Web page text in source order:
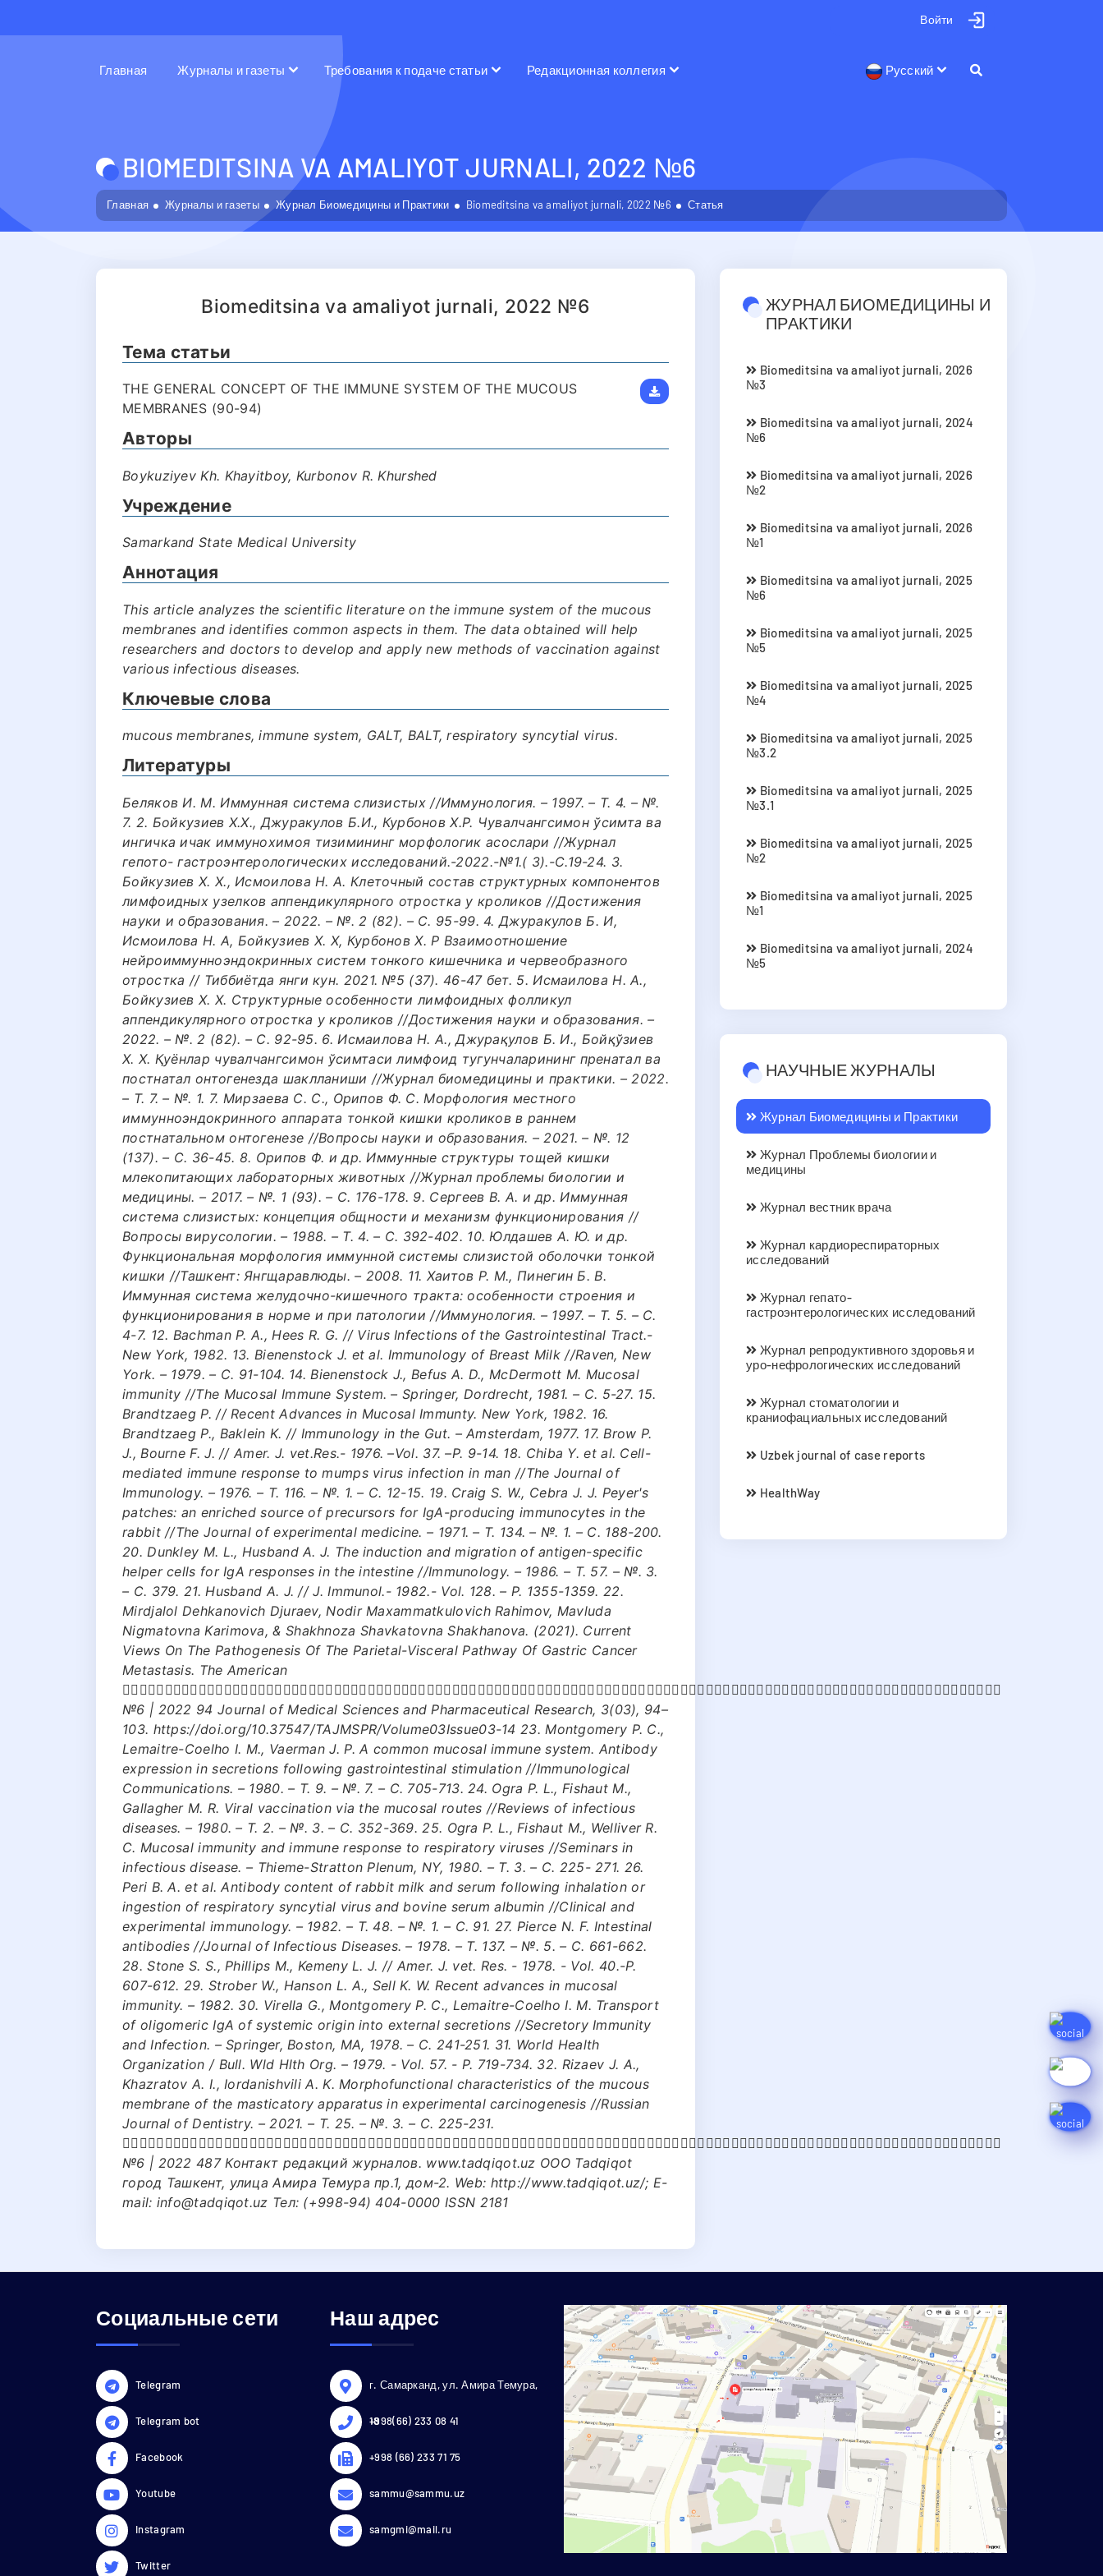
Войти
Главная Журналы и газеты Требования к подаче статьи Редакционная коллегия Русский
BIOMEDITSINA VA AMALIYOT JURNALI, 2022 №6
Главная Журналы и газеты Журнал Биомедицины и Практики Biomeditsina va amaliyot jurnali, 2022 №6 Статья
Biomeditsina va amaliyot jurnali, 2022 №6
Тема статьи
THE GENERAL CONCEPT OF THE IMMUNE SYSTEM OF THE MUCOUS
MEMBRANES (90-94)
Авторы
Boykuziyev Kh. Khayitboy, Kurbonov R. Khurshed
Учреждение
Samarkand State Medical University
Аннотация
This article analyzes the scientific literature on the immune system of the mucous
membranes and identifies common aspects in them. The data obtained will help
researchers and doctors to develop and apply new methods of vaccination against
various infectious diseases.
Ключевые слова
mucous membranes, immune system, GALT, BALT, respiratory syncytial virus.
Литературы
Беляков И. М. Иммунная система слизистых //Иммунология. – 1997. – Т. 4. – №.
7. 2. Бойкузиев Х.Х., Джуракулов Б.И., Курбонов Х.Р. Чувалчангсимон ўсимта ва
ингичка ичак иммунохимоя тизимининг морфологик асослари //Журнал
гепото- гастроэнтерологических исследований.-2022.-№1.( 3).-С.19-24. 3.
Бойкузиев Х. Х., Исмоилова Н. А. Клеточный состав структурных компонентов
лимфоидных узелков аппендикулярного отростка у кроликов //Достижения
науки и образования. – 2022. – №. 2 (82). – С. 95-99. 4. Джуракулов Б. И,
Исмоилова Н. А, Бойкузиев Х. Х, Курбонов Х. Р Взаимоотношение
нейроиммунноэндокринных систем тонкого кишечника и червеобразного
отростка // Тиббиётда янги кун. 2021. №5 (37). 46-47 бет. 5. Исмаилова Н. А.,
Бойкузиев Х. Х. Структурные особенности лимфоидных фолликул
аппендикулярного отростка у кроликов //Достижения науки и образования. –
2022. – №. 2 (82). – С. 92-95. 6. Исмаилова Н. А., Джурақулов Б. И., Бойқўзиев
Х. Х. Қуёнлар чувалчангсимон ўсимтаси лимфоид тугунчаларининг пренатал ва
постнатал онтогенезда шаклланиши //Журнал биомедицины и практики. – 2022.
– Т. 7. – №. 1. 7. Мирзаева С. С., Орипов Ф. С. Морфология местного
иммунноэндокринного аппарата тонкой кишки кроликов в раннем
постнатальном онтогенезе //Вопросы науки и образования. – 2021. – №. 12
(137). – С. 36-45. 8. Орипов Ф. и др. Иммунные структуры тощей кишки
млекопитающих лабораторных животных //Журнал проблемы биологии и
медицины. – 2017. – №. 1 (93). – С. 176-178. 9. Сергеев В. А. и др. Иммунная
система слизистых: концепция общности и механизм функционирования //
Вопросы вирусологии. – 1988. – Т. 4. – С. 392-402. 10. Юлдашев А. Ю. и др.
Функциональная морфология иммунной системы слизистой оболочки тонкой
кишки //Ташкент: Янгщаравлюды. – 2008. 11. Хаитов Р. М., Пинегин Б. В.
Иммунная система желудочно-кишечного тракта: особенности строения и
функционирования в норме и при патологии //Иммунология. – 1997. – Т. 5. – С.
4-7. 12. Bachman P. A., Hees R. G. // Virus Infections of the Gastrointestinal Tract.-
New York, 1982. 13. Bienenstock J. et al. Immunology of Breast Milk //Raven, New
York. – 1979. – С. 91-104. 14. Bienenstock J., Befus A. D., McDermott M. Mucosal
immunity //The Mucosal Immune System. – Springer, Dordrecht, 1981. – С. 5-27. 15.
Brandtzaeg P. // Recent Advances in Mucosal Immunty. New York, 1982. 16.
Brandtzaeg P., Baklein K. // Immunology in the Gut. – Amsterdam, 1977. 17. Brow P.
J., Bourne F. J. // Amer. J. vet.Res.- 1976. –Vol. 37. –P. 9-14. 18. Chiba Y. et al. Cell-
mediated immune response to mumps virus infection in man //The Journal of
Immunology. – 1976. – Т. 116. – №. 1. – С. 12-15. 19. Craig S. W., Cebra J. J. Peyer's
patches: an enriched source of precursors for IgA-producing immunocytes in the
rabbit //The Journal of experimental medicine. – 1971. – Т. 134. – №. 1. – С. 188-200.
20. Dunkley M. L., Husband A. J. The induction and migration of antigen-specific
helper cells for IgA responses in the intestine //Immunology. – 1986. – Т. 57. – №. 3.
– С. 379. 21. Husband A. J. // J. Immunol.- 1982.- Vol. 128. – P. 1355-1359. 22.
Mirdjalol Dehkanovich Djuraev, Nodir Maxammatkulovich Rahimov, Mavluda
Nigmatovna Karimova, & Shakhnoza Shavkatovna Shakhanova. (2021). Current
Views On The Pathogenesis Of The Parietal-Visceral Pathway Of Gastric Cancer
Metastasis. The American
􀁔􀁛􀁡􀁟􀁘􀁗􀁛􀁩􀁛􀁠􀁓􀀃􀁕􀁓􀀃􀁓􀁟􀁓􀁞􀁛􀇜􀁥􀀃􀁙􀁦􀁣􀁠􀁓􀁞􀁛􀀃􀀃􀂬􀀃􀀃􀁙􀁦􀁣􀁠􀁓􀁞􀀃􀁔􀁛􀁡􀁟􀁘􀁗􀁛􀁩􀁛􀁠􀁮􀀃􀁛􀀃􀁢􀁣􀁓􀁝􀁥􀁛􀁝􀁛􀀃􀀃􀂬􀀃􀀃􀀉􀀎􀀔􀀑􀀍􀉮􀀋􀀃􀀎􀀅􀀃􀉸􀀈􀀎􀀌􀀄􀉖􀀈􀉹􀀈􀀍􀀄􀀃􀉮􀀍􀉖􀀃􀀏􀀑􀉮􀉹􀀓􀀈􀉹􀀄
№6 | 2022 94 Journal of Medical Sciences and Pharmaceutical Research, 3(03), 94–
103. https://doi.org/10.37547/TAJMSPR/Volume03Issue03-14 23. Montgomery P. C.,
Lemaitre-Coelho I. M., Vaerman J. P. A common mucosal immune system. Antibody
expression in secretions following gastrointestinal stimulation //Immunological
Communications. – 1980. – Т. 9. – №. 7. – С. 705-713. 24. Ogra P. L., Fishaut M.,
Gallagher M. R. Viral vaccination via the mucosal routes //Reviews of infectious
diseases. – 1980. – Т. 2. – №. 3. – С. 352-369. 25. Ogra P. L., Fishaut M., Welliver R.
C. Mucosal immunity and immune response to respiratory viruses //Seminars in
infectious disease. – Thieme-Stratton Plenum, NY, 1980. – Т. 3. – С. 225- 271. 26.
Peri B. A. et al. Antibody content of rabbit milk and serum following inhalation or
ingestion of respiratory syncytial virus and bovine serum albumin //Clinical and
experimental immunology. – 1982. – Т. 48. – №. 1. – С. 91. 27. Pierce N. F. Intestinal
antibodies //Journal of Infectious Diseases. – 1978. – Т. 137. – №. 5. – С. 661-662.
28. Stone S. S., Phillips M., Kemeny L. J. // Amer. J. vet. Res. - 1978. - Vol. 40.-P.
607-612. 29. Strober W., Hanson L. A., Sell K. W. Recent advances in mucosal
immunity. – 1982. 30. Virella G., Montgomery P. C., Lemaitre-Coelho I. M. Transport
of oligomeric IgA of systemic origin into external secretions //Secretory Immunity
and Infection. – Springer, Boston, MA, 1978. – С. 241-251. 31. World Health
Organization / Bull. Wld Hlth Org. – 1979. - Vol. 57. - P. 719-734. 32. Rizaev J. A.,
Khazratov A. I., Iordanishvili A. K. Morphofunctional characteristics of the mucous
membrane of the masticatory apparatus in experimental carcinogenesis //Russian
Journal of Dentistry. – 2021. – Т. 25. – №. 3. – С. 225-231.
􀁔􀁛􀁡􀁟􀁘􀁗􀁛􀁩􀁛􀁠􀁓􀀃􀁕􀁓􀀃􀁓􀁟􀁓􀁞􀁛􀇜􀁥􀀃􀁙􀁦􀁣􀁠􀁓􀁞􀁛􀀃􀀃􀂬􀀃􀀃􀁙􀁦􀁣􀁠􀁓􀁞􀀃􀁔􀁛􀁡􀁟􀁘􀁗􀁛􀁩􀁛􀁠􀁮􀀃􀁛􀀃􀁢􀁣􀁓􀁝􀁥􀁛􀁝􀁛􀀃􀀃􀂬􀀃􀀃􀀉􀀎􀀔􀀑􀀍􀉮􀀋􀀃􀀎􀀅􀀃􀉸􀀈􀀎􀀌􀀄􀉖􀀈􀉹􀀈􀀍􀀄􀀃􀉮􀀍􀉖􀀃􀀏􀀑􀉮􀉹􀀓􀀈􀉹􀀄
№6 | 2022 487 Контакт редакций журналов. www.tadqiqot.uz ООО Tadqiqot
город Ташкент, улица Амира Темура пр.1, дом-2. Web: http://www.tadqiqot.uz/; E-
mail: info@tadqiqot.uz Тел: (+998-94) 404-0000 ISSN 2181
ЖУРНАЛ БИОМЕДИЦИНЫ И
ПРАКТИКИ
Biomeditsina va amaliyot jurnali, 2026
№3
Biomeditsina va amaliyot jurnali, 2024
№6
Biomeditsina va amaliyot jurnali, 2026
№2
Biomeditsina va amaliyot jurnali, 2026
№1
Biomeditsina va amaliyot jurnali, 2025
№6
Biomeditsina va amaliyot jurnali, 2025
№5
Biomeditsina va amaliyot jurnali, 2025
№4
Biomeditsina va amaliyot jurnali, 2025
№3.2
Biomeditsina va amaliyot jurnali, 2025
№3.1
Biomeditsina va amaliyot jurnali, 2025
№2
Biomeditsina va amaliyot jurnali, 2025
№1
Biomeditsina va amaliyot jurnali, 2024
№5
НАУЧНЫЕ ЖУРНАЛЫ
Журнал Биомедицины и Практики
Журнал Проблемы биологии и
медицины
Журнал вестник врача
Журнал кардиореспираторных
исследований
Журнал гепато-
гастроэнтерологических исследований
Журнал репродуктивного здоровья и
уро-нефрологических исследований
Журнал стоматологии и
краниофациальных исследований
Uzbek journal of case reports
HealthWay
Социальные сети
Telegram
Telegram bot
Facebook
Youtube
Instagram
Twitter
Наш адрес
г. Самарканд, ул. Амира Темура,
18
+998(66) 233 08 41
+998 (66) 233 71 75
sammu@sammu.uz
samgmi@mail.ru